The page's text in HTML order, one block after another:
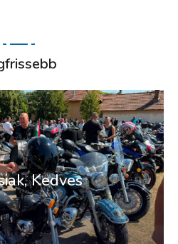
Kedves